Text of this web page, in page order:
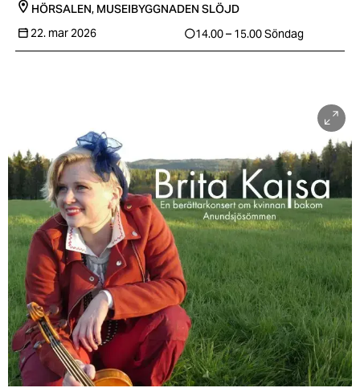
HÖRSALEN, MUSEIBYGGNADEN SLÖJD
22. mar 2026
14.00 – 15.00Söndag